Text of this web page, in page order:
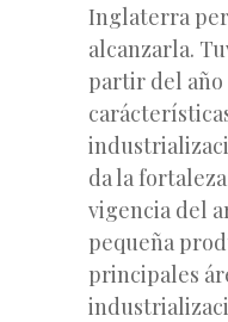
Inglaterra
alcanzarla.
partir del año
da la
vigencia del
pequeña
principales